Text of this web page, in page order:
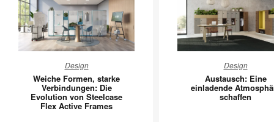
Formen,
starke
Verbindungen:
Die
Design
Weiche Formen, starke
Verbindungen: Die
Evolution von Steelcase
Flex Active Frames
Eine
Design
Austausch: Eine
einladende
schaffen